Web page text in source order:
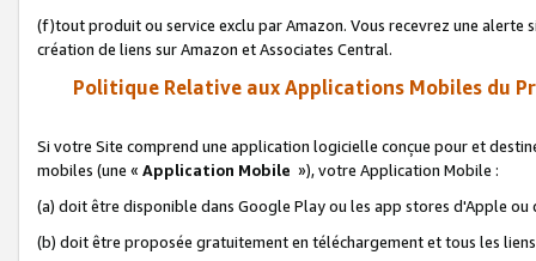
(f)tout produit ou service exclu par Amazon. Vous recevrez une alerte
création de liens sur Amazon et Associates Central.
Politique Relative aux Applications Mobiles du
Si votre Site comprend une application logicielle conçue pour et
mobiles (une « Application Mobile »), votre Application Mobile :
(a) doit être disponible dans Google Play ou les app stores d'Apple ou
(b) doit être proposée gratuitement en téléchargement et tous les